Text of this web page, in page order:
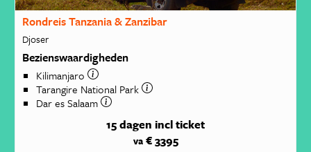
Rondreis Tanzania & Zanzibar
Djoser
Bezienswaardigheden
Kilimanjaro
Tarangire National Park
Dar es Salaam
15 dagen incl ticket
va€ 3395